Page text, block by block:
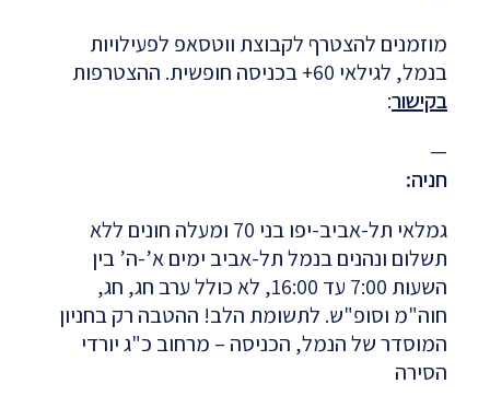
מוזמנים להצטרף לקבוצת ווטסאפ לפעילויות
בנמל, לגילאי 60+ בכניסה חופשית. ההצטרפות
בקישור:
—
חניה:
גמלאי תל-אביב-יפו בני 70 ומעלה חונים ללא
תשלום ונהנים בנמל תל-אביב ימים א’-ה’ בין
השעות 7:00 עד 16:00, לא כולל ערב חג, חג,
חוה"מ וסופ"ש. לתשומת הלב! ההטבה רק בחניון
המוסדר של הנמל, הכניסה – מרחוב כ"ג יורדי
הסירה​